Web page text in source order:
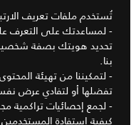
تُستخدم ملفات تعريف
- لمساعدتك على التعرف
تحديد هويتك بصفة
بنا.
- لتمكيننا من تهيئة
تفضلها أو لتفادي عرض نفس
- لجمع إحصائيات تراكمية
كيفية استفادة